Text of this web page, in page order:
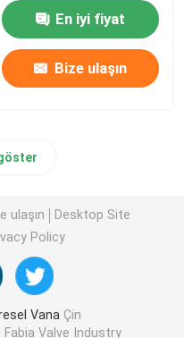
En iyi fiyat
Bize ulaşın
ulaşın
Desktop Site
Policy
Vana Çin
Valve Industry